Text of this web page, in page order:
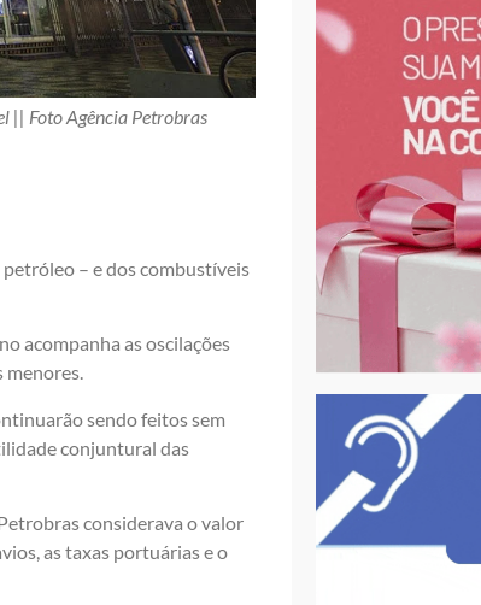
|| Foto Agência Petrobras
– e dos combustíveis
acompanha as oscilações
menores.
sendo feitos sem
conjuntural das
considerava o valor
as taxas portuárias e o